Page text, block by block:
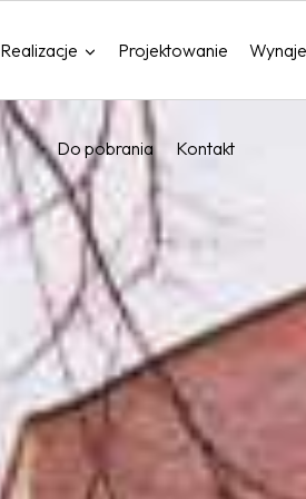
Realizacje Projektowanie
Do pobrania Kontakt